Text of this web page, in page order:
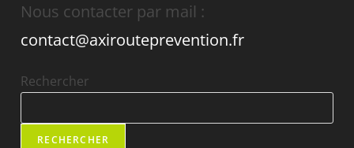
Nous contacter par mail :
contact@axirouteprevention.fr
Rechercher
RECHERCHER